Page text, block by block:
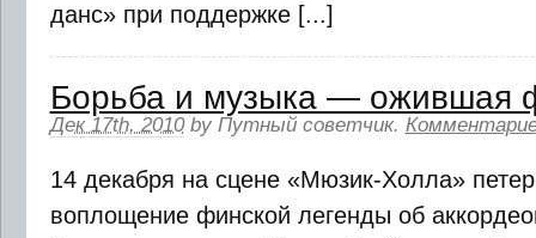
данс» при поддержке [...]
Борьба и музыка — ожившая
Дек 17th, 2010 by Путный советчик.
14 декабря на сцене «Мюзик-Холла»
воплощение финской легенды об